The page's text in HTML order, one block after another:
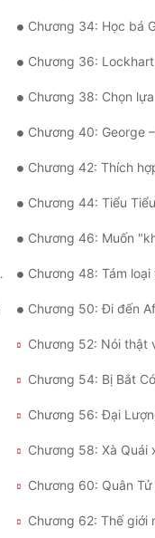
Chương 34: Học bá
Chương 36:
Chương 38: Chọn
Chương 40: George
Chương 42: Thích
Chương 44: Tiểu
Chương 46: Muốn
Chương 48: Tám
Chương 50: Đi đến
Chương 52: Nói thật
Chương 54: Bị Bắt
Chương 56: Đại
Chương 58: Xà Quái
Chương 60: Quân
Chương 62: Thế giới